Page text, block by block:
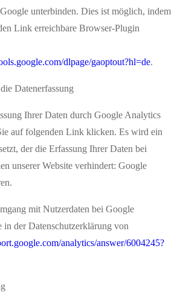
unterbinden. Dies ist möglich, indem
Link erreichbare Browser-Plugin
dlpage/gaoptout?hl=de.
Datenerfassung
Ihrer Daten durch Google Analytics
auf folgenden Link klicken. Es wird ein
der die Erfassung Ihrer Daten bei
unserer Website verhindert: Google
mit Nutzerdaten bei Google
der Datenschutzerklärung von
analytics/answer/6004245?